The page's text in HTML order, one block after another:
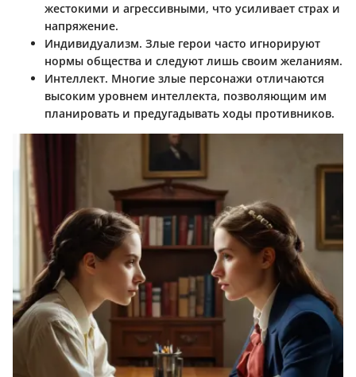
жестокими и агрессивными, что усиливает страх и
напряжение.
Индивидуализм. Злые герои часто игнорируют
нормы общества и следуют лишь своим желаниям.
Интеллект. Многие злые персонажи отличаются
высоким уровнем интеллекта, позволяющим им
планировать и предугадывать ходы противников.